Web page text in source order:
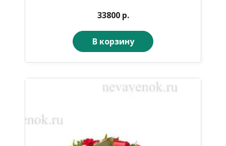
33800 р.
В корзину